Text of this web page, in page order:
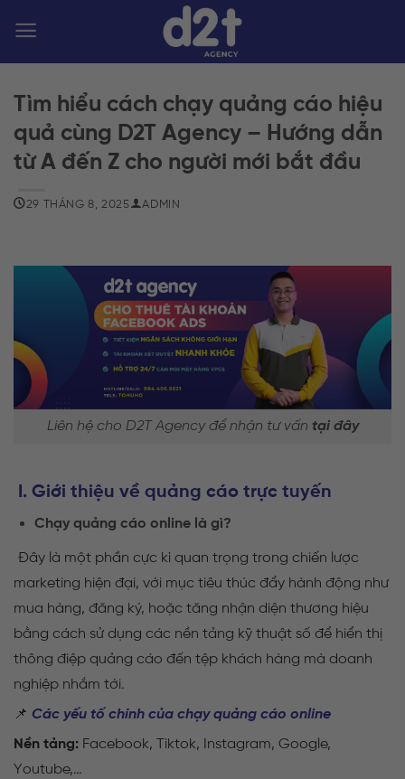
qua
nội
Tìm hiểu cách chạy quảng cáo hiệu
quả cùng D2T Agency – Hướng dẫn
từ A đến Z cho người mới bắt đầu
29 THÁNG 8, 2025 ADMIN
Liên hệ cho D2T Agency để nhận tư vấn tại đây
I. Giới thiệu về quảng cáo trực tuyến
Chạy quảng cáo online là gì?
Đây là một phần cực kì quan trọng trong chiến lược
marketing hiện đại, với mục tiêu thúc đẩy hành động như
mua hàng, đăng ký, hoặc tăng nhận diện thương hiệu
bằng cách sử dụng các nền tảng kỹ thuật số để hiển thị
thông điệp quảng cáo đến tệp khách hàng mà doanh
nghiệp nhắm tới.
📌 Các yếu tố chính của chạy quảng cáo online
Nền tảng: Facebook, Tiktok, Instagram, Google,
Youtube,…